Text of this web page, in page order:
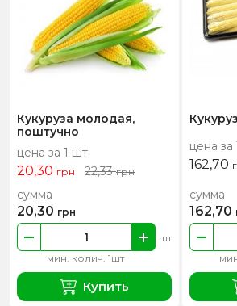
Кукуруза молодая,
поштучно
цена за 1 шт
20,30 грн 22,33грн
мин. колич. 1шт
шт
сумма
20,30 грн
Купить
цена за
162,70
сумма
162,70